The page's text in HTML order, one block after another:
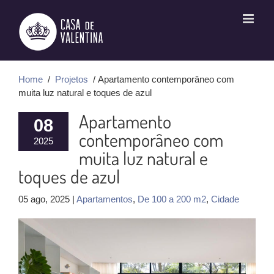
conteúdo
Home / Projetos / Apartamento contemporâneo com
muita luz natural e toques de azul
08
2025
Apartamento
contemporâneo com
muita luz natural e
toques de azul
05 ago, 2025 | Apartamentos, De 100 a 200 m2, Cidade